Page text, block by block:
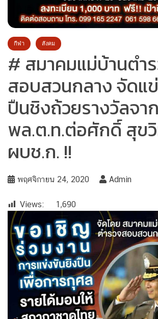
กีฬา สังคม
# สมาคมแม่บ้านตำ
สอบสวนกลาง จัดแ
ปืนชิงถ้วยรางวัลจาก
พล.ต.ท.ต่อศักดิ์ สุข
ผบช.ก. !!
พฤศจิกายน 24, 2020 Admin
Views: 1,690